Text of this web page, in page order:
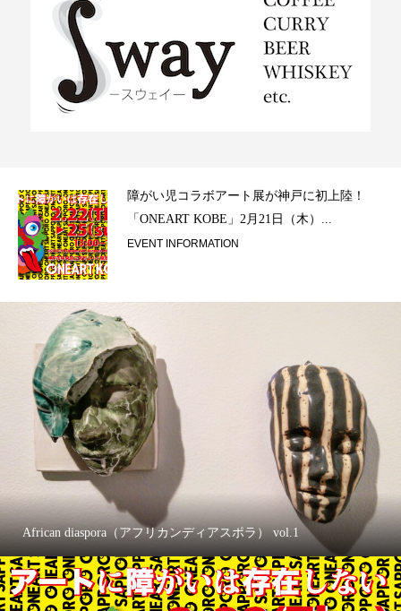
障がい児コラボアート展が神戸に初上陸！
「ONEART KOBE」2月21日（木）...
EVENT INFORMATION
African diaspora（アフリカンディアスポラ） vol.1